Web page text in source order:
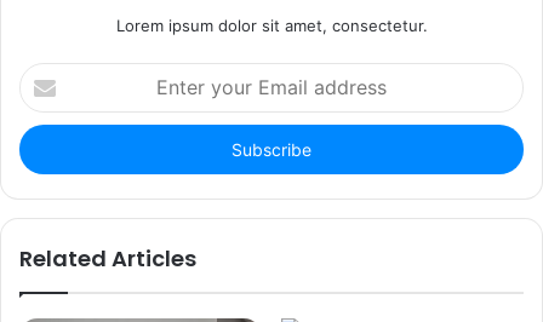
Lorem ipsum dolor sit amet, consectetur.
E
n
e
y
u
E
Related Articles